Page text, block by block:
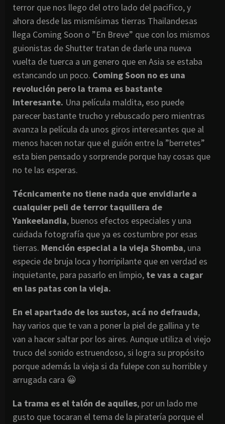
terror que nos llego del otro lado del pacifico, y
ahora desde las mismísimas tierras Thailandesas
llega Coming Soon o ”En Breve” que con los mismos
guionistas de Shutter tratan de darle una nueva
vuelta de tuerca a un genero que en Asia se estaba
estancando un poco. Coming Soon no es una
revolución pero la trama es bastante
interesante. Una película maldita, eso puede
parecer bastante trucho y rebuscado pero mientras
avanza la película da unos giros interesantes que al
menos hacen notar que el guión entre la ”berretes”
esta bien pensado y sorprende porque hay cosas que
no te las esperas.
Técnicamente no tiene nada que envidiarle a
cualquier peli de terror taquillera de
Yankeelandia, buenos efectos especiales y una
cuidada fotografía que ya es costumbre por esas
tierras. Mención especial a la vieja Shomba, una
especie de bruja loca y horripilante que en verdad es
inquietante, para pasarlo en limpio, te vas a cagar
en las patas con la vieja.
En el apartado de los sustos, acá no defrauda,
hay varios que te van a poner la piel de gallina y te
van a hacer saltar por los aires. Aunque utiliza el viejo
truco del sonido estruendoso, si logra su propósito
porque además la vieja si da fulepe con su horrible y
arrugada cara 😀
La trama es el talón de aquiles, por un lado me
gusto que tocaran el tema de la piratería porque el